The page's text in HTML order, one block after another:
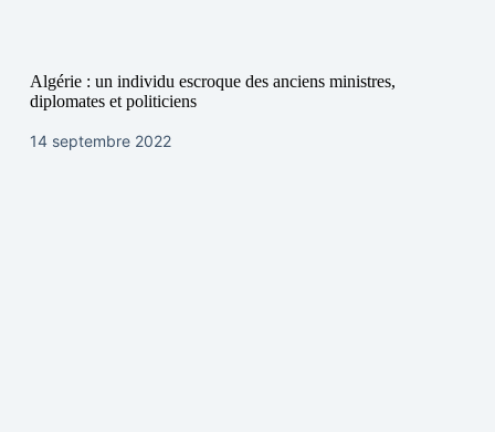
Algérie : un individu escroque des anciens ministres,
diplomates et politiciens
14 septembre 2022